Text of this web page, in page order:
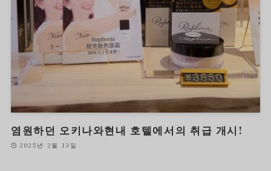
염원하던 오키나와현내 호텔에서의 취급 개시!
2025년 2월 13일